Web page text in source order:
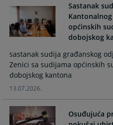
forward
to
interact
with
the
calendar
and
a
date.
Press
to
with
the
Press
Sastanak
općinskih
dobojskog
sastanak sudija građanskog
Zenici sa sudijama općinskih
dobojskog kantona
13.07.2026.
Osuđujuća